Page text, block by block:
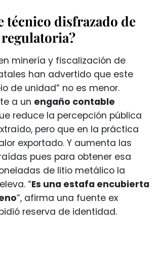
técnico disfrazado de
minería y fiscalización de
han advertido que este
de unidad” no es menor.
a un engaño contable
reduce la percepción pública
pero que en la práctica
exportado. Y aumenta las
pues para obtener esa
de litio metálico la
“Es una estafa encubierta
”, afirma una fuente ex
reserva de identidad.